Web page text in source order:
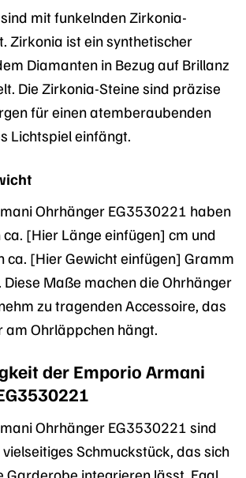
mit funkelnden Zirkonia-
Zirkonia ist ein synthetischer
Diamanten in Bezug auf Brillanz
Die Zirkonia-Steine sind präzise
für einen atemberaubenden
Lichtspiel einfängt.
Ohrhänger EG3530221 haben
ca. [Hier Länge einfügen] cm und
ca. [Hier Gewicht einfügen] Gramm
Diese Maße machen die Ohrhänger
zu tragenden Accessoire, das
am Ohrläppchen hängt.
der Emporio Armani
Ohrhänger EG3530221 sind
Schmuckstück, das sich
Garderobe integrieren lässt. Egal,